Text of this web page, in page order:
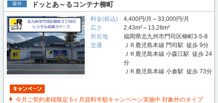
屋外 ドッとあ～るコンテナ柳町
料金(税込)
4,400円/月～33,000円/月
広さ
2.43m²～13.28m²
所在地
福岡県北九州市門司区柳町3-5-8
交通
ＪＲ鹿児島本線 門司駅 徒歩 9分
ＪＲ鹿児島本線 小森江駅 徒歩 24
分
ＪＲ鹿児島本線 小倉駅 徒歩 73分
今月ご契約者様限定 6ヶ月賃料半額キャンペーン実施中 対象外のタイプ